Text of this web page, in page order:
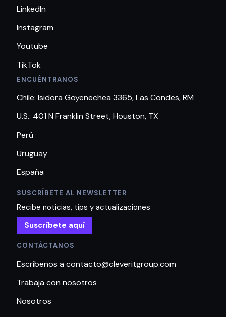
LinkedIn
Instagram
Youtube
TikTok
ENCUÉNTRANOS
Chile: Isidora Goyenechea 3365, Las Condes, RM
U.S.: 401 N Franklin Street, Houston, TX
Perú
Uruguay
España
SUSCRÍBETE AL NEWSLETTER
Recibe noticias, tips y actualizaciones
Suscríbete aquí
CONTÁCTANOS
Escríbenos a contacto@cleveritgroup.com
Trabaja con nosotros
Nosotros